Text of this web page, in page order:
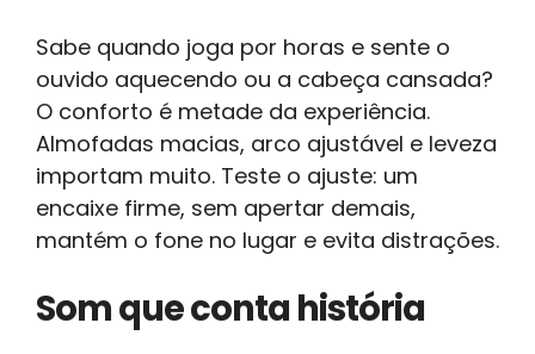
Sabe quando joga por horas e sente o
ouvido aquecendo ou a cabeça cansada?
O conforto é metade da experiência.
Almofadas macias, arco ajustável e leveza
importam muito. Teste o ajuste: um
encaixe firme, sem apertar demais,
mantém o fone no lugar e evita distrações.
Som que conta história